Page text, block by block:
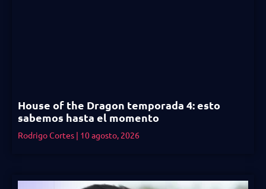
House of the Dragon temporada 4: esto
sabemos hasta el momento
Rodrigo Cortes 10 agosto, 2026